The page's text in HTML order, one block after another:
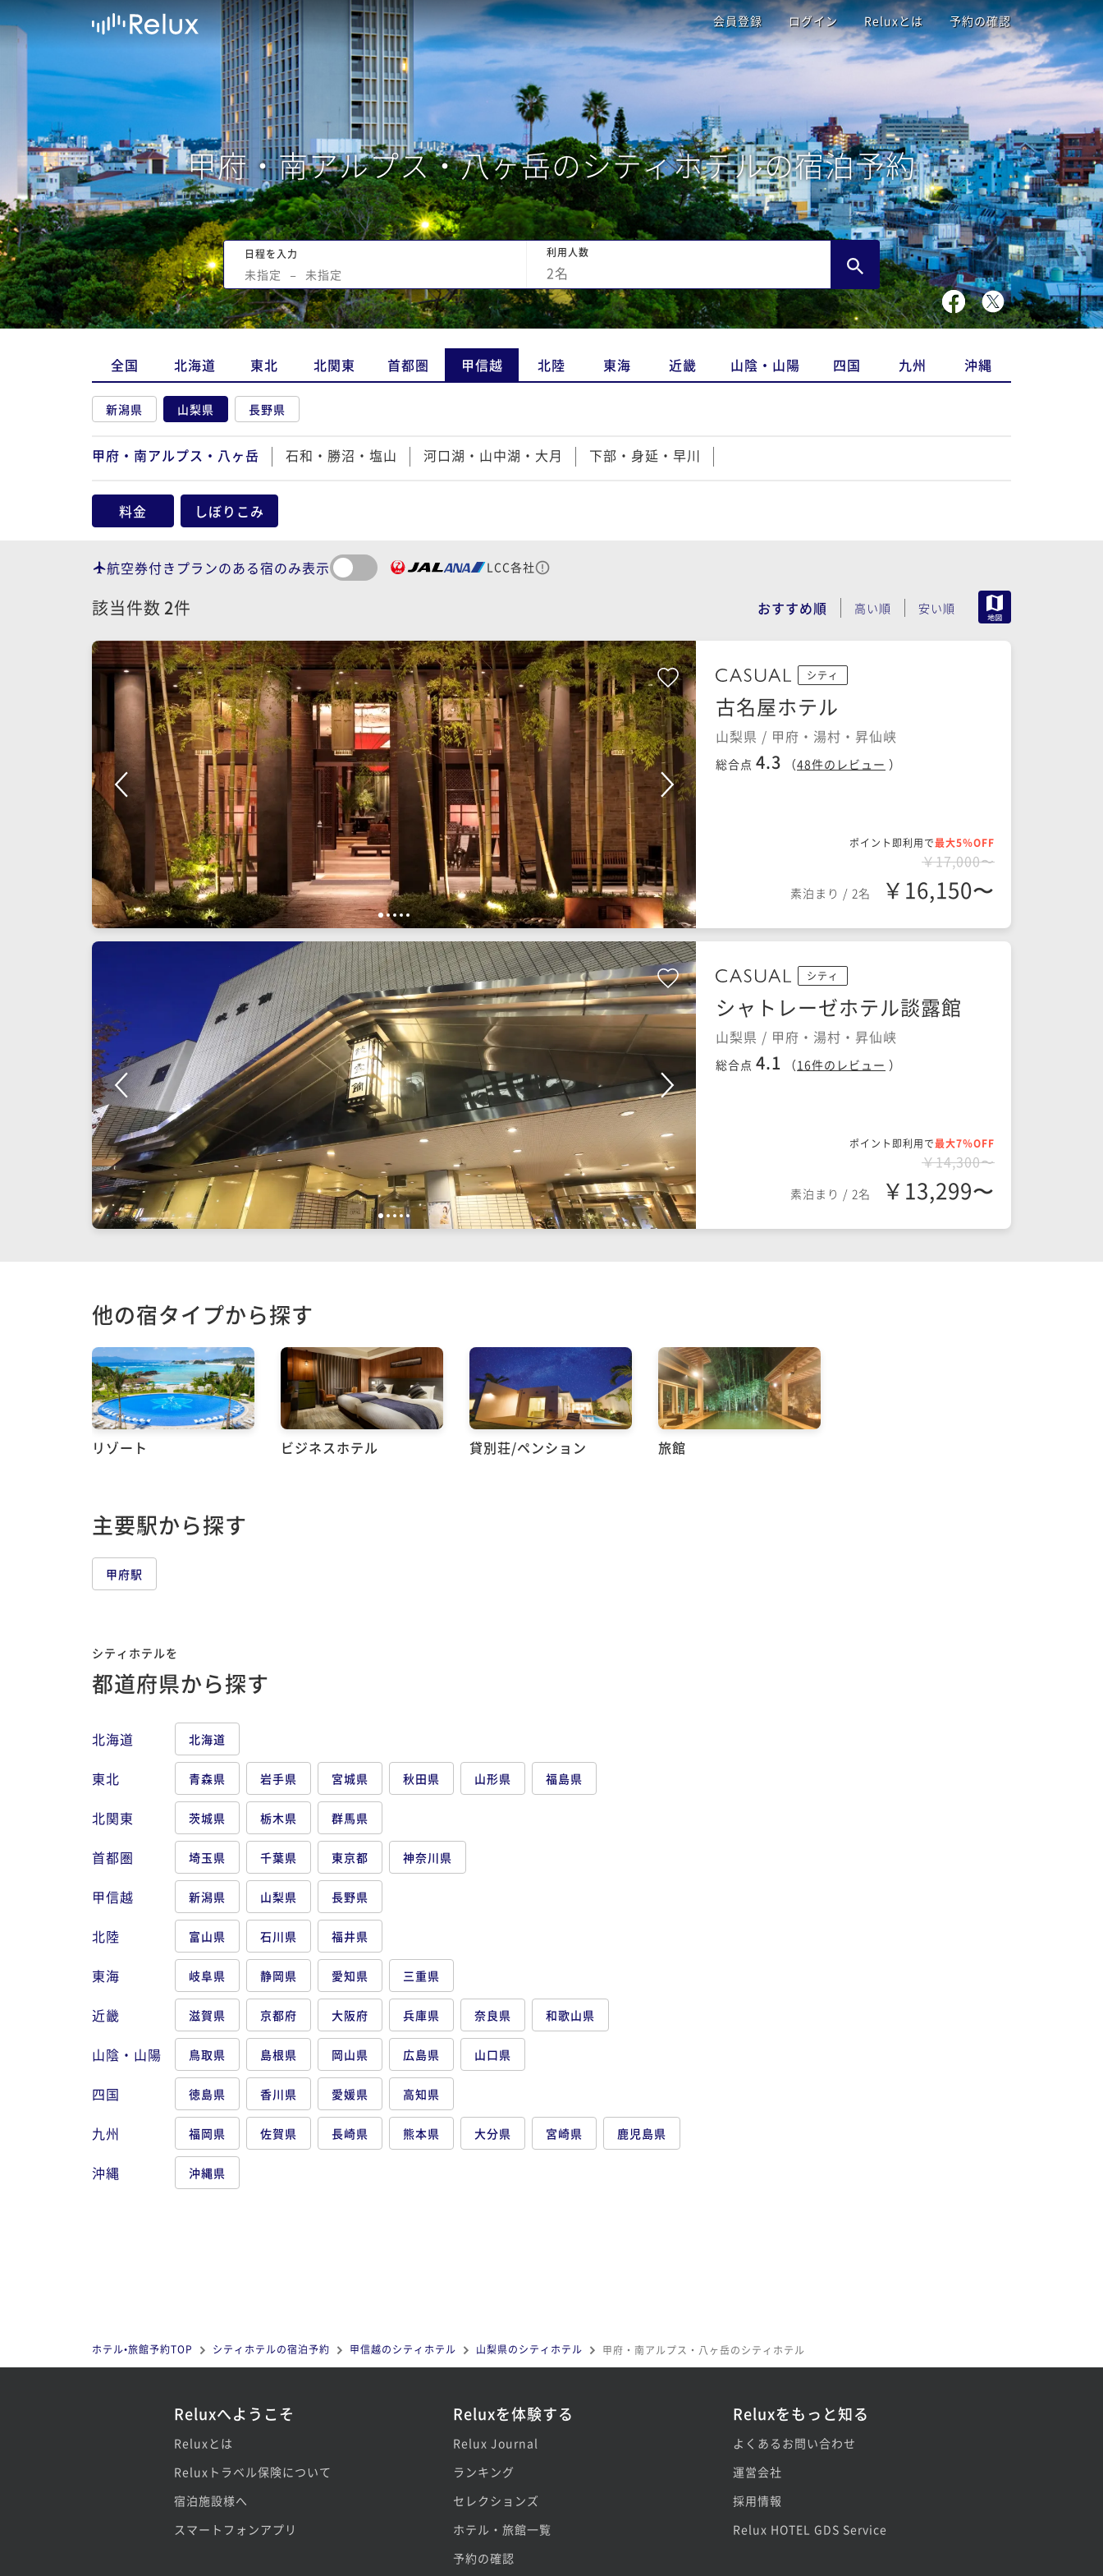
会員登録 ログイン Reluxとは 予約の確認
甲府・南アルプス・八ヶ岳のシティホテルの宿泊予約
日程を入力
未指定 − 未指定
利用人数
2名
全国 北海道 東北 北関東 首都圏 甲信越 北陸 東海 近畿 山陰・山陽 四国 九州 沖縄
新潟県 山梨県 長野県
甲府・南アルプス・八ヶ岳 石和・勝沼・塩山 河口湖・山中湖・大月 下部・身延・早川
料金 しぼりこみ
航空券付きプランのある宿のみ表示 LCC各社
該当件数 2件 おすすめ順 高い順 安い順
1 234 5
シティ
古名屋ホテル
山梨県 / 甲府・湯村・昇仙峡
総合点 4.3 （48件のレビュー ）
ポイント即利用で最大5％OFF
￥17,000〜
素泊まり / 2名 ￥16,150〜
1 2 3 4 5
シティ
シャトレーゼホテル談露館
山梨県 / 甲府・湯村・昇仙峡
総合点 4.1 （16件のレビュー ）
ポイント即利用で最大7％OFF
￥14,300〜
素泊まり / 2名 ￥13,299〜
他の宿タイプから探す
リゾート ビジネスホテル 貸別荘/ペンション 旅館
主要駅から探す
甲府駅
シティホテルを
都道府県から探す
北海道 北海道
東北 青森県 岩手県 宮城県 秋田県 山形県 福島県
北関東 茨城県 栃木県 群馬県
首都圏 埼玉県 千葉県 東京都 神奈川県
甲信越 新潟県 山梨県 長野県
北陸 富山県 石川県 福井県
東海 岐阜県 静岡県 愛知県 三重県
近畿 滋賀県 京都府 大阪府 兵庫県 奈良県 和歌山県
山陰・山陽 鳥取県 島根県 岡山県 広島県 山口県
四国 徳島県 香川県 愛媛県 高知県
九州 福岡県 佐賀県 長崎県 熊本県 大分県 宮崎県 鹿児島県
沖縄 沖縄県
ホテル•旅館予約TOP シティホテルの宿泊予約 甲信越のシティホテル 山梨県のシティホテル 甲府・南アルプス・八ヶ岳のシティホテル
Reluxへようこそ
Reluxとは
Reluxトラベル保険について
宿泊施設様へ
スマートフォンアプリ
Reluxを体験する
Relux Journal
ランキング
セレクションズ
ホテル・旅館一覧
予約の確認
Reluxをもっと知る
よくあるお問い合わせ
運営会社
採用情報
Relux HOTEL GDS Service